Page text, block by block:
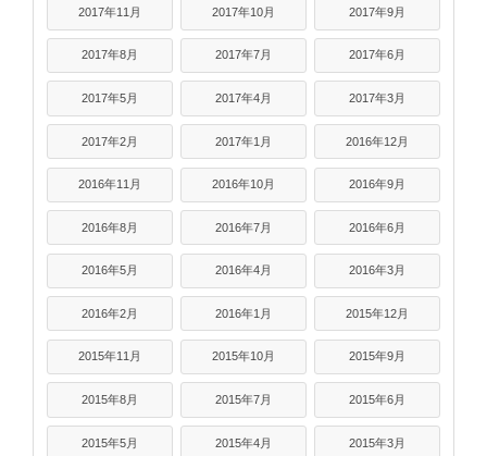
2017年11月 2017年10月 2017年9月
2017年8月 2017年7月 2017年6月
2017年5月 2017年4月 2017年3月
2017年2月 2017年1月 2016年12月
2016年11月 2016年10月 2016年9月
2016年8月 2016年7月 2016年6月
2016年5月 2016年4月 2016年3月
2016年2月 2016年1月 2015年12月
2015年11月 2015年10月 2015年9月
2015年8月 2015年7月 2015年6月
2015年5月 2015年4月 2015年3月